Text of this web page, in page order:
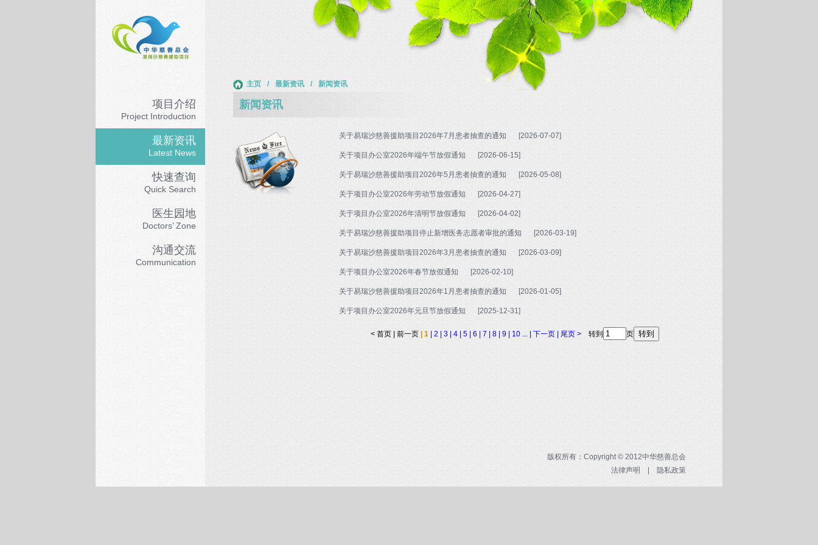
项目介绍
Project Introduction
最新资讯
Latest News
快速查询
Quick Search
医生园地
Doctors’ Zone
沟通交流
Communication
主页 / 最新资讯 / 新闻资讯
新闻资讯
关于易瑞沙慈善援助项目2026年7月患者抽查的通知 [2026-07-07]
关于项目办公室2026年端午节放假通知 [2026-06-15]
关于易瑞沙慈善援助项目2026年5月患者抽查的通知 [2026-05-08]
关于项目办公室2026年劳动节放假通知 [2026-04-27]
关于项目办公室2026年清明节放假通知 [2026-04-02]
关于易瑞沙慈善援助项目停止新增医务志愿者审批的通知 [2026-03-19]
关于易瑞沙慈善援助项目2026年3月患者抽查的通知 [2026-03-09]
关于项目办公室2026年春节放假通知 [2026-02-10]
关于易瑞沙慈善援助项目2026年1月患者抽查的通知 [2026-01-05]
关于项目办公室2026年元旦节放假通知 [2025-12-31]
< 首页 | 前一页 | 1 | 2 | 3 | 4 | 5 | 6 | 7 | 8 | 9 | 10 ... | 下一页 | 尾页 > 转到 页
版权所有：Copyright © 2012中华慈善总会
法律声明
隐私政策